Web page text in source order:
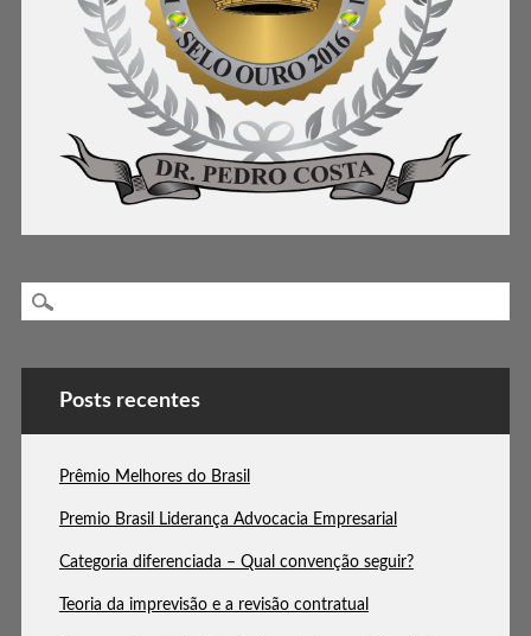
Posts recentes
Prêmio Melhores do Brasil
Premio Brasil Liderança Advocacia Empresarial
Categoria diferenciada – Qual convenção seguir?
Teoria da imprevisão e a revisão contratual